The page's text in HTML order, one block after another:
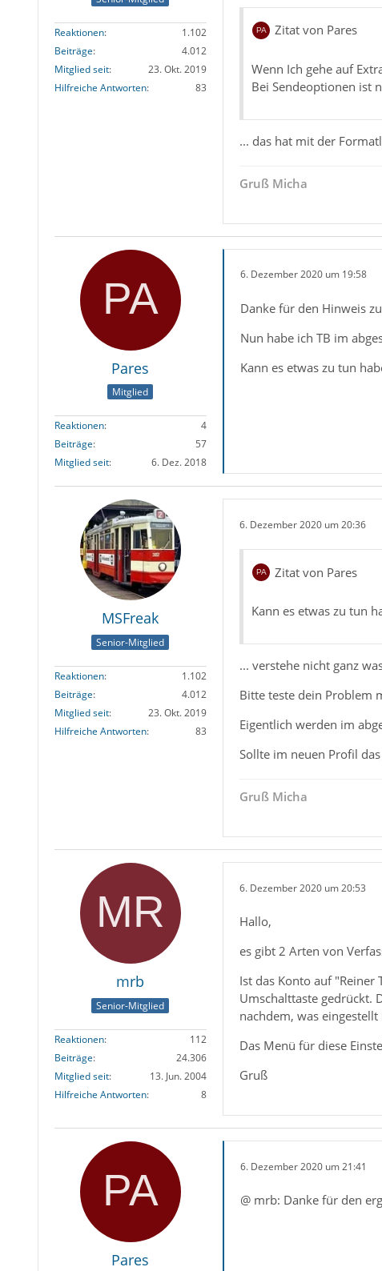
Reaktionen
1.102
Beiträge
4.012
Mitglied seit
23. Okt. 2019
Hilfreiche Antworten
83
Zitat von Pares
Wenn Ich gehe auf
Bei Sendeoptionen ist
... das hat mit der
Gruß Micha
Pares
Mitglied
Reaktionen
4
Beiträge
57
Mitglied seit
6. Dez. 2018
6. Dezember 2020 um 19:58
Danke für den Hinweis
Nun habe ich TB im
Kann es etwas zu tun
MSFreak
Senior-Mitglied
Reaktionen
1.102
Beiträge
4.012
Mitglied seit
23. Okt. 2019
Hilfreiche Antworten
83
6. Dezember 2020 um 20:36
Zitat von Pares
Kann es etwas zu tun
... verstehe nicht ganz
Bitte teste dein Problem
Eigentlich werden im
Sollte im neuen Profil
Gruß Micha
mrb
Senior-Mitglied
Reaktionen
112
Beiträge
24.306
Mitglied seit
13. Jun. 2004
Hilfreiche Antworten
8
6. Dezember 2020 um 20:53
Hallo,
es gibt 2 Arten von
Ist das Konto auf
Umschalttaste gedrückt.
nachdem, was eingestellt
Das Menü für diese
Gruß
Pares
6. Dezember 2020 um 21:41
@ mrb: Danke für den